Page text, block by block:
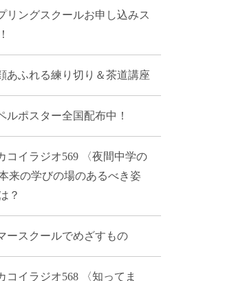
リングスクールお申し込みス
あふれる練り切り＆茶道講座
ルポスター全国配布中！
コイラジオ569 〈夜間中学の
来の学びの場のあるべき姿
？
ースクールでめざすもの
コイラジオ568 〈知ってま